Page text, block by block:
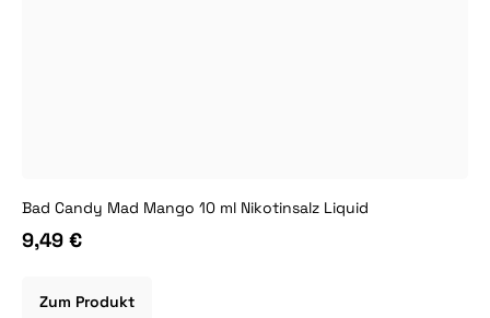
Bad Candy Mad Mango 10 ml Nikotinsalz Liquid
9,49 €
Zum Produkt